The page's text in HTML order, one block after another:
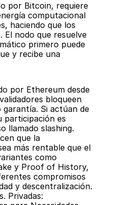
por Bitcoin, requiere
computacional
haciendo que los
El nodo que resuelve
primero puede
y recibe una
por Ethereum desde
bloqueen
Si actúan de
participación es
llamado slashing.
que la
más rentable que el
como
y Proof of History,
compromisos
y descentralización.
Privadas: